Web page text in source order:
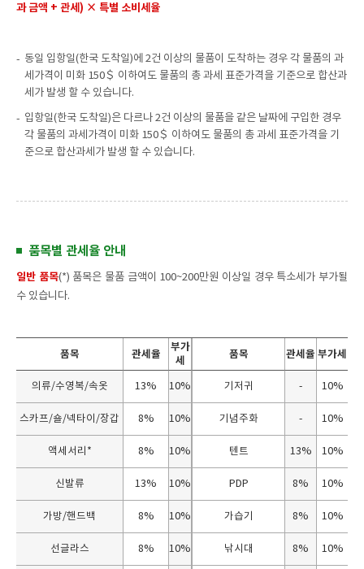
과 금액 + 관세) × 특별 소비세율
동일 입항일(한국 도착일)에 2건 이상의 물품이 도착하는 경우 각 물품의 과
세가격이 미화 150＄ 이하여도 물품의 총 과세 표준가격을 기준으로 합산과
세가 발생 할 수 있습니다.
입항일(한국 도착일)은 다르나 2건 이상의 물품을 같은 날짜에 구입한 경우
각 물품의 과세가격이 미화 150＄ 이하여도 물품의 총 과세 표준가격을 기
준으로 합산과세가 발생 할 수 있습니다.
품목별 관세율 안내
일반 품목(*) 품목은 물품 금액이 100~200만원 이상일 경우 특소세가 부가될
수 있습니다.
별
관
세
품목 관세율
부가
세
품목 관세율 부가세
의류/수영복/속옷 13% 10% 기저귀 - 10%
스카프/숄/넥타이/장갑 8% 10% 기념주화 - 10%
액세서리* 8% 10% 텐트 13% 10%
신발류 13% 10% PDP 8% 10%
가방/핸드백 8% 10% 가습기 8% 10%
선글라스 8% 10% 낚시대 8% 10%